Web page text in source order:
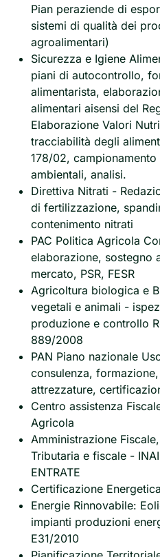
Pian peraziende di
sistemi di qualità dei
agroalimentari)
Sicurezza e Igiene
piani di autocontrollo,
alimentarista,
alimentari aisensi del
Elaborazione Valori
tracciabilità degli
178/02,
ambientali, analisi.
Direttiva Nitrati -
di fertilizzazione,
contenimento nitrati
PAC Politica Agricola
elaborazione, sostegno
mercato, PSR, FESR
Agricoltura biologica e
vegetali e animali -
produzione e controllo
889/2008
PAN Piano nazionale
consulenza,
attrezzature,
Centro assistenza
Agricola
Amministrazione
Tributaria e fiscale -
ENTRATE
Certificazione
Energie Rinnovabile:
impianti produzioni
E31/2010